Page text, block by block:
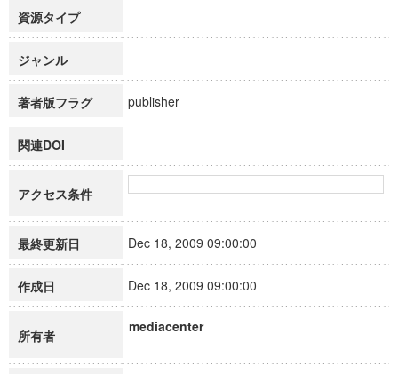
資源タイプ
ジャンル
著者版フラグ publisher
関連DOI
アクセス条件
最終更新日 Dec 18, 2009 09:00:00
作成日 Dec 18, 2009 09:00:00
所有者
mediacenter